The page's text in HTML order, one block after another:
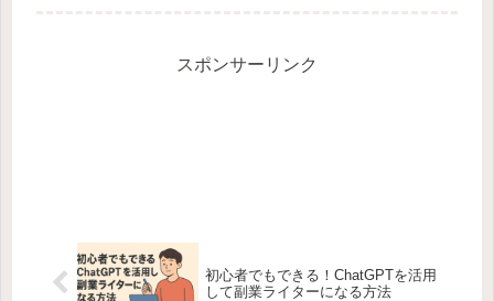
スポンサーリンク
初心者でもできる！ChatGPTを活用
して副業ライターになる方法